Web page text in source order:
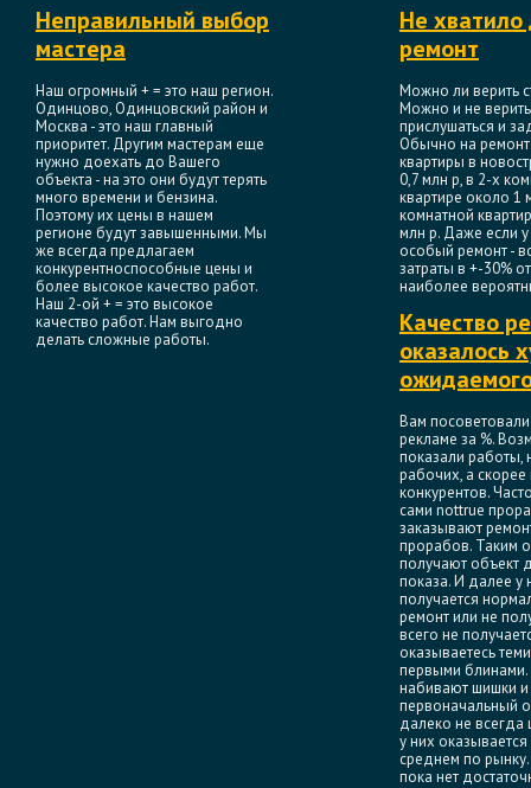
Неправильный выбор
мастера
Наш огромный + = это наш регион.
Одинцово, Одинцовский район и
Москва - это наш главный
приоритет. Другим мастерам еще
нужно доехать до Вашего
объекта - на это они будут терять
много времени и бензина.
Поэтому их цены в нашем
регионе будут завышенными. Мы
же всегда предлагаем
конкурентноспособные цены и
более высокое качество работ.
Наш 2-ой + = это высокое
качество работ. Нам выгодно
делать сложные работы.
Не хватило
ремонт
Можно ли верить
Можно и не
прислушаться и
Обычно на
квартиры в
0,7 млн р, в 2-х
квартире около 1
комнатной
млн р. Даже если
особый ремонт -
затраты в +-30%
наиболее
Качество
оказалось
Вам
рекламе за %.
показали работы,
рабочих, а скорее
конкурентов.
сами nottrue
заказывают
прорабов. Таким
получают объект
показа. И далее у
получается
ремонт или не
всего не
оказываетесь
первыми
набивают шишки
первоначальный
далеко не всегда
у них
среднем по
пока нет